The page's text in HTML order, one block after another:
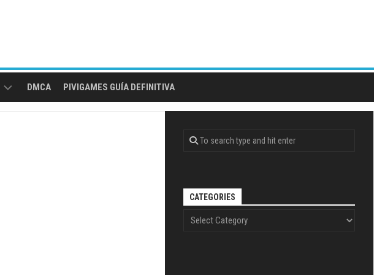
DMCA PIVIGAMES GUÍA DEFINITIVA
CATEGORIES